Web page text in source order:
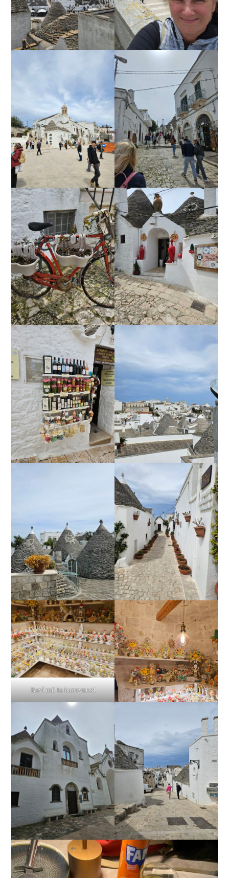
Baví mě ta barevnost